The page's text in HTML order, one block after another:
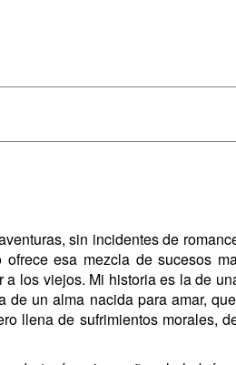
sin incidentes de
esa mezcla de sucesos
los viejos. Mi historia es la de
un alma nacida para amar,
llena de sufrimientos morales,